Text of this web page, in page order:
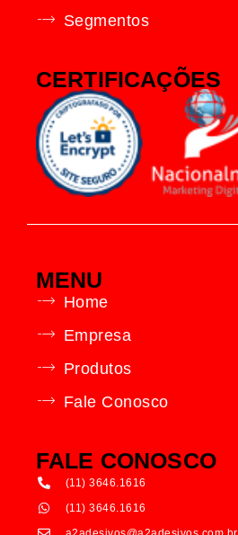
Segmentos
CERTIFICAÇÕES
MENU
Home
Empresa
Produtos
Fale Conosco
FALE CONOSCO
(11) 3646.1616
(11) 3646.1616